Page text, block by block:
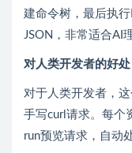
建命令树，最后执
JSON，非常适合AI
对人类开发者的好处
对于人类开发者，
手写curl请求。每个
run预览请求，自动